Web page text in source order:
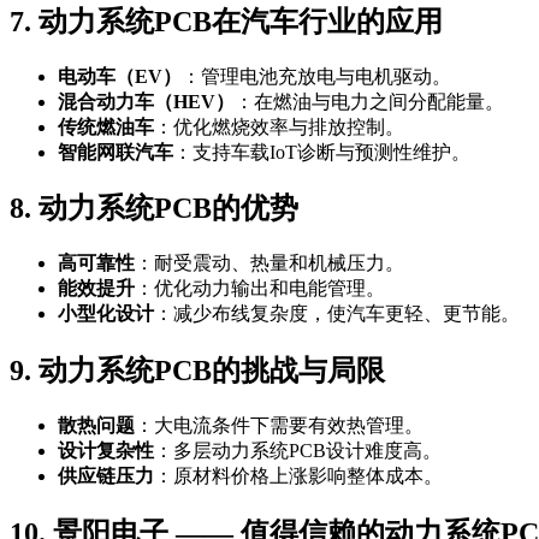
7. 动力系统PCB在汽车行业的应用
电动车（EV）
：管理电池充放电与电机驱动。
混合动力车（HEV）
：在燃油与电力之间分配能量。
传统燃油车 ：优化燃烧效率与排放控制。
智能网联汽车 ：支持车载IoT诊断与预测性维护。
8. 动力系统PCB的优势
高可靠性 ：耐受震动、热量和机械压力。
能效提升 ：优化动力输出和电能管理。
小型化设计：减少布线复杂度，使汽车更轻、更节能。
9. 动力系统PCB的挑战与局限
散热问题 ：大电流条件下需要有效热管理。
设计复杂性 ：多层动力系统PCB设计难度高。
供应链压力 ：原材料价格上涨影响整体成本。